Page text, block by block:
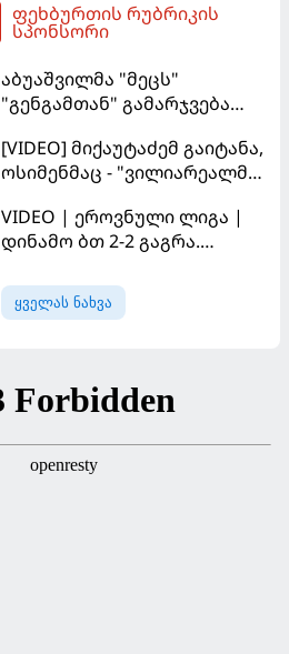
ფეხბურთის რუბრიკის
სპონსორი
აბუაშვილმა "მეცს"
"გენგამთან" გამარჯვება
[VIDEO] მიქაუტაძემ გაიტანა,
ოსიმენმაც - "ვილიარეალმა"
"გალათასარაის" მოუგო
VIDEO | ეროვნული ლიგა |
დინამო ბთ 2-2 გაგრა.
ყველას ნახვა